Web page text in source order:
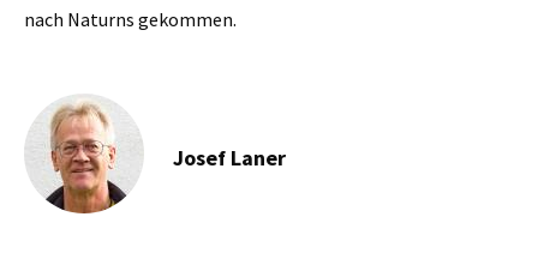
nach Naturns gekommen.
Josef Laner